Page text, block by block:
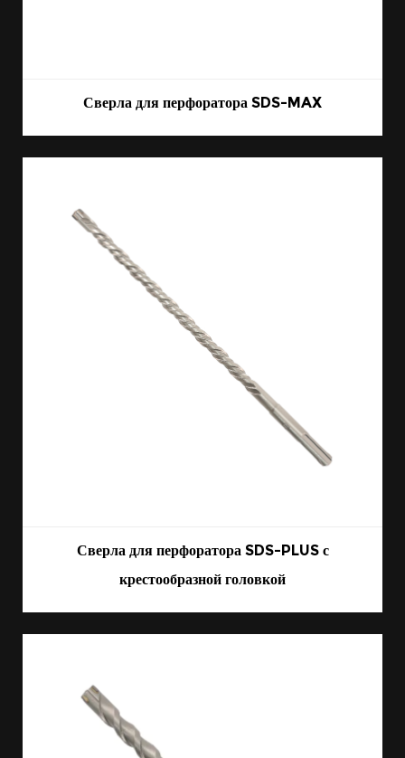
Сверла для перфоратора SDS-MAX
Сверла для перфоратора SDS-PLUS с
крестообразной головкой